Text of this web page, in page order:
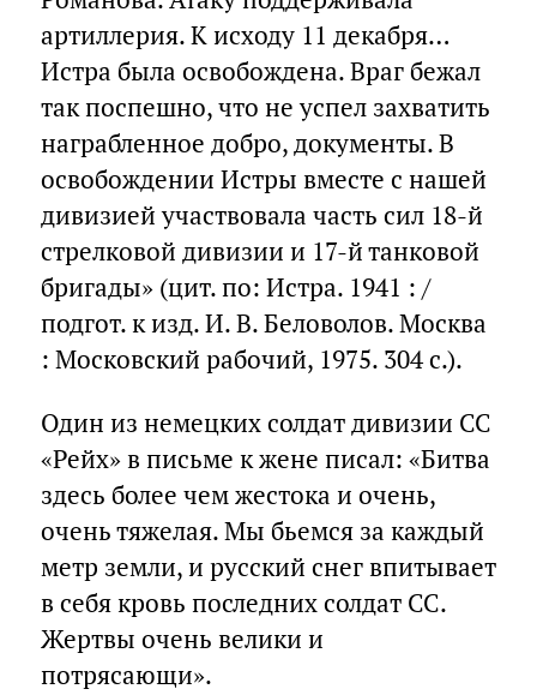
артиллерия. К исходу 11 декабря…
Истра была освобождена. Враг бежал
так поспешно, что не успел захватить
награбленное добро, документы. В
освобождении Истры вместе с нашей
дивизией участвовала часть сил 18-й
стрелковой дивизии и 17-й танковой
бригады» (цит. по: Истра. 1941 : /
подгот. к изд. И. В. Беловолов. Москва
: Московский рабочий, 1975. 304 с.).
Один из немецких солдат дивизии СС
«Рейх» в письме к жене писал: «Битва
здесь более чем жестока и очень,
очень тяжелая. Мы бьемся за каждый
метр земли, и русский снег впитывает
в себя кровь последних солдат СС.
Жертвы очень велики и
потрясающи».